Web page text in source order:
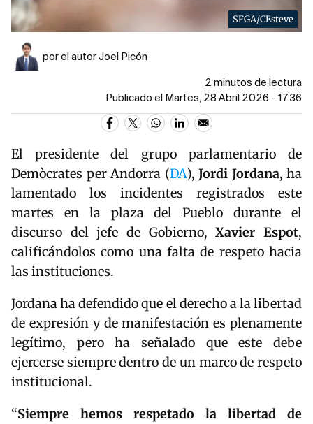
SFGA/CEsteve
por el autor Joel Picón
2 minutos de lectura
Publicado el Martes, 28 Abril 2026 - 17:36
El presidente del grupo parlamentario de
Demòcrates per Andorra (DA), Jordi Jordana, ha
lamentado los incidentes registrados este
martes en la plaza del Pueblo durante el
discurso del jefe de Gobierno,Xavier Espot,
calificándolos como una falta de respeto hacia
las instituciones.
Jordana ha defendido que el derecho a la libertad
de expresión y de manifestación es plenamente
legítimo, pero ha señalado que este debe
ejercerse siempre dentro de un marco de respeto
institucional.
“Siempre hemos respetado la libertad de